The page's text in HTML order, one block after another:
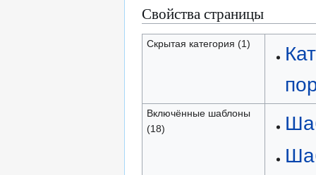
Свойства страницы
Скрытая категория (1)
Включённые шаблоны
(18)